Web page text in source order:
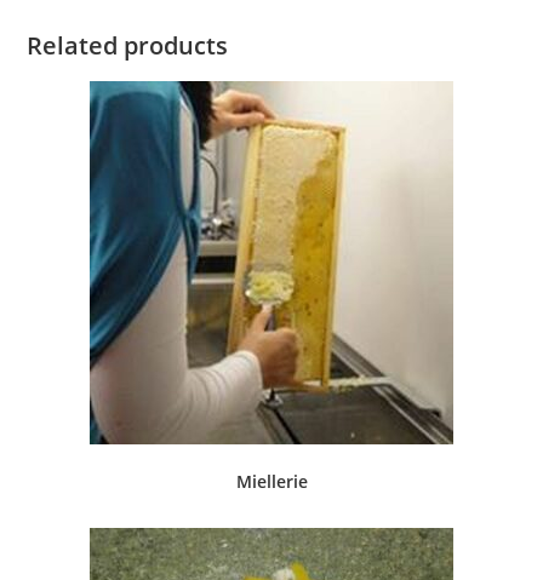
Related products
Miellerie